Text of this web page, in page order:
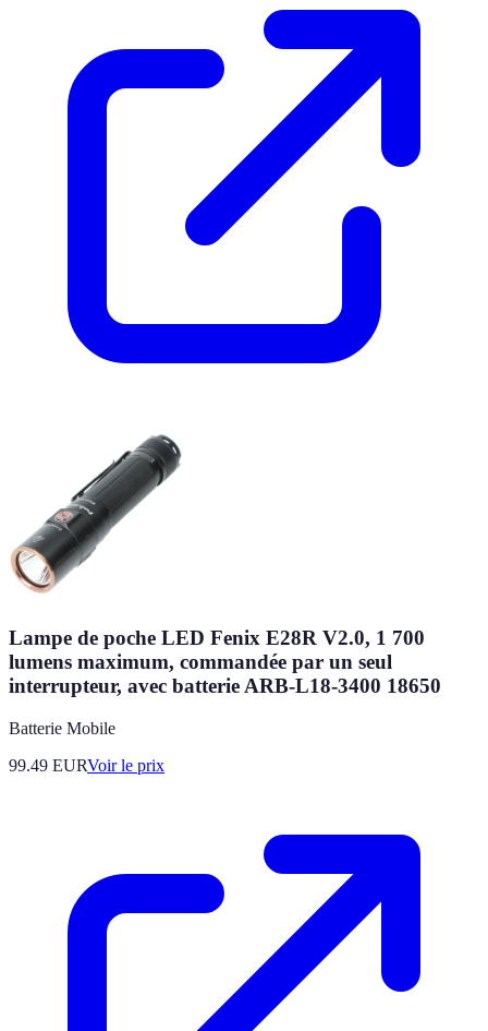
Lampe de poche LED Fenix E28R V2.0, 1 700
lumens maximum, commandée par un seul
interrupteur, avec batterie ARB-L18-3400 18650
Batterie Mobile
99.49 EURVoir le prix